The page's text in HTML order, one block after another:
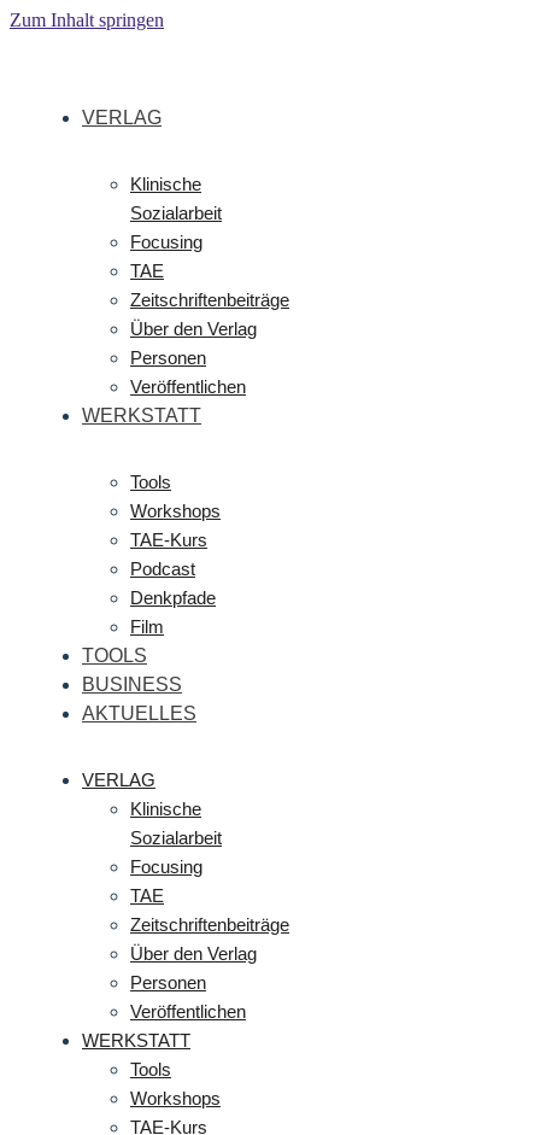
Zum Inhalt springen
VERLAG
Klinische
Sozialarbeit
Focusing
TAE
Zeitschriftenbeiträge
Über den Verlag
Personen
Veröffentlichen
WERKSTATT
Tools
Workshops
TAE-Kurs
Podcast
Denkpfade
Film
TOOLS
BUSINESS
AKTUELLES
VERLAG
Klinische
Sozialarbeit
Focusing
TAE
Zeitschriftenbeiträge
Über den Verlag
Personen
Veröffentlichen
WERKSTATT
Tools
Workshops
TAE-Kurs